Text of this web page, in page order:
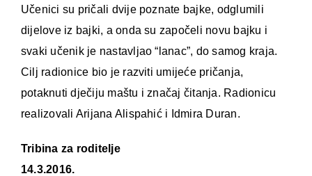
Učenici su pričali dvije poznate bajke, odglumili
dijelove iz bajki, a onda su započeli novu bajku i
svaki učenik je nastavljao “lanac”, do samog kraja.
Cilj radionice bio je razviti umijeće pričanja,
potaknuti dječiju maštu i značaj čitanja. Radionicu
realizovali Arijana Alispahić i Idmira Duran.
Tribina za roditelje
14.3.2016.